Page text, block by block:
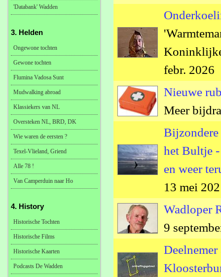
febr. 2026
Nieuwe
Meer
het Bultje -
en weer
13 mei
Wadloper
9
'Databank' Wadden
3. Helden
Ongewone tochten
Gewone tochten
Flumina Vadosa Sunt
Mudwalking abroad
Klassiekers van NL
Oversteken NL, BRD, DK
Wie waren de eersten ?
Texel-Vlieland, Griend
Alle 78 !
Van Camperduin naar Ho
4. History
Historische Tochten
Historische Films
Historische Kaarten
Podcasts De Wadden